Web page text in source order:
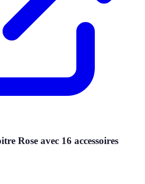
Rose avec 16 accessoires